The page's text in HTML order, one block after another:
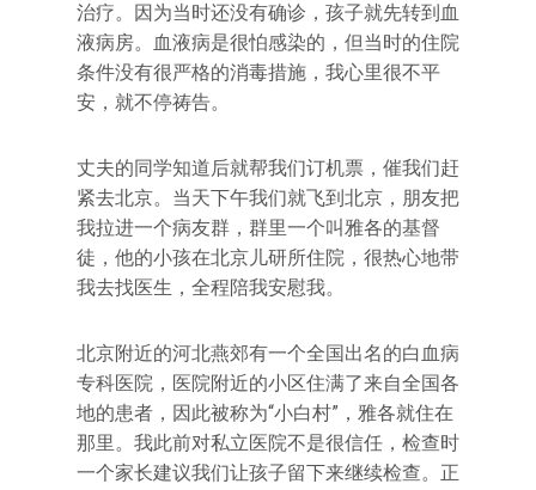
治疗。因为当时还没有确诊，孩子就先转到血
液病房。血液病是很怕感染的，但当时的住院
条件没有很严格的消毒措施，我心里很不平
安，就不停祷告。
丈夫的同学知道后就帮我们订机票，催我们赶
紧去北京。当天下午我们就飞到北京，朋友把
我拉进一个病友群，群里一个叫雅各的基督
徒，他的小孩在北京儿研所住院，很热心地带
我去找医生，全程陪我安慰我。
北京附近的河北燕郊有一个全国出名的白血病
专科医院，医院附近的小区住满了来自全国各
地的患者，因此被称为“小白村”，雅各就住在
那里。我此前对私立医院不是很信任，检查时
一个家长建议我们让孩子留下来继续检查。正